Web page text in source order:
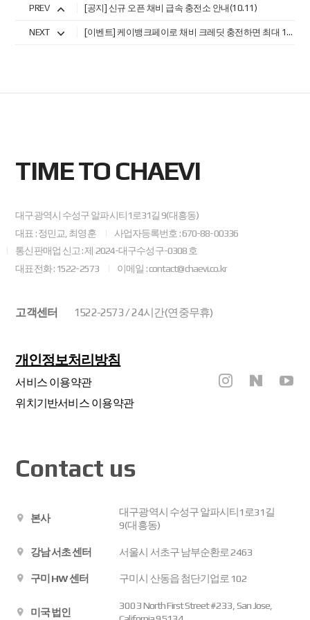
PREV [공지] 신규 오픈 채비 급속 충전소 안내(10.11)
NEXT [이벤트] 케이뱅크페이로 채비 크레딧 충전하면 최대 10% 크레딧 추가 지급!
TIME TO CHAEVI
대구광역시 수성구 알파시티1로31길 9(대흥동)
대표 : 정민교, 최영훈
사업자등록번호 : 670-88-00336
통신판매업 신고 : 제 2024-대구수성구-0308 호
대표전화 : 1522-2573
이메일 : contact@chaevi.co.kr
고객센터 1522-2573 / 24시간(연중무휴)
개인정보처리방침
서비스 이용약관
위치기반서비스 이용약관
Contact us
본사
대구광역시 수성구 알파시티1로31길
9(대흥동)
강남 서초 센터 서울시 서초구 남부순환로 2463
구미 HW 센터 구미시 산동읍 첨단기업로 102
미국 법인
3003 North First Street #233, San Jose,